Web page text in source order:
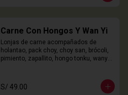
Carne Con Hongos Y Wan Yi
Lonjas de carne acompañados de
holantao, pack choy, choy san, brócoli,
pimiento, zapallito, hongo tonku, wanyi
S/ 49.00